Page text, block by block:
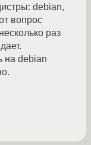
debian,
вопрос
раз
на debian